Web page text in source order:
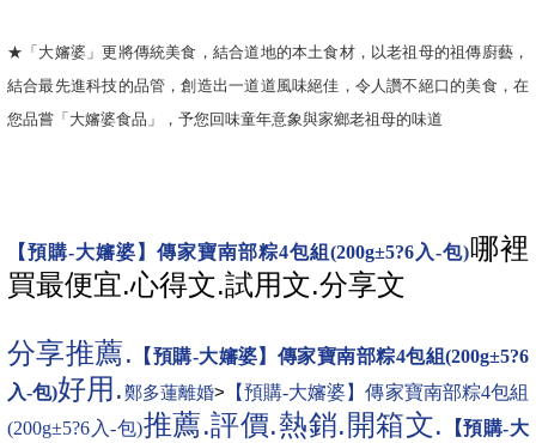
★「大嬸婆」更將傳統美食，結合道地的本土食材，以老祖母的祖傳廚藝，
結合最先進科技的品管，創造出一道道風味絕佳，令人讚不絕口的美食，在
您品嘗「大嬸婆食品」，予您回味童年意象與家鄉老祖母的味道
【預購-大嬸婆】傳家寶南部粽4包組(200g±5?6入-包)哪裡
買最便宜.心得文.試用文.分享文
分享推薦.
【預購-大嬸婆】傳家寶南部粽4包組(200g±5?6
入-包)好用.鄭多蓮離婚> 【預購-大嬸婆】傳家寶南部粽4包組
(200g±5?6入-包)推薦.評價.熱銷.開箱文.
【預購-大